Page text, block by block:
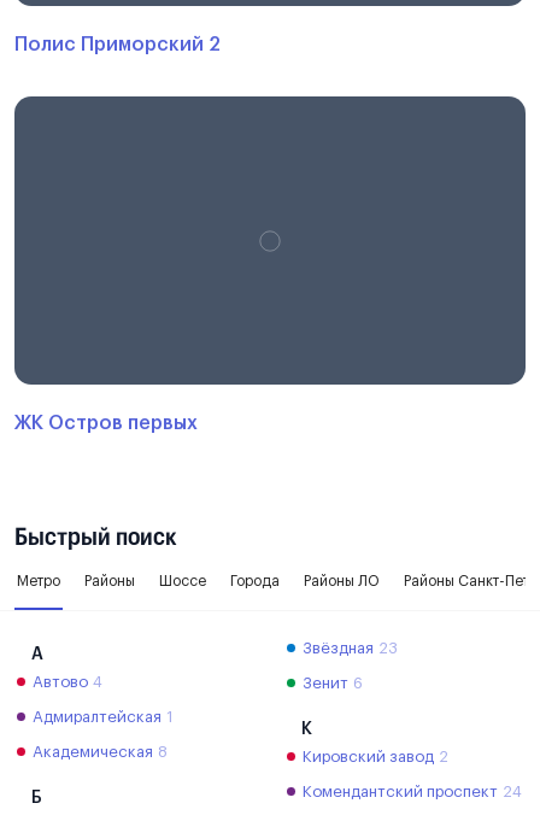
Полис Приморский 2
ЖК Остров первых
Быстрый поиск
Метро Районы Шоссе Города Районы ЛО Районы Санкт-
А
Автово 4
Адмиралтейская 1
Академическая 8
Б
Звёздная 23
Зенит 6
К
Кировский завод 2
Комендантский проспект 24